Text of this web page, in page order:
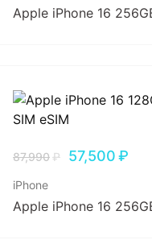
Apple iPhone 16
87,990₽ 57,500₽
iPhone
Apple iPhone 16